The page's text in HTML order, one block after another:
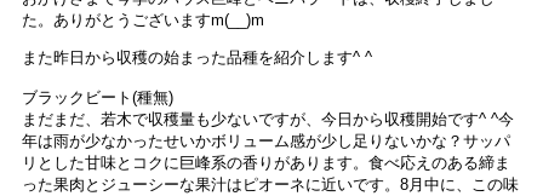
た。ありがとうございますm(__)m
また昨日から収穫の始まった品種を紹介します^ ^
ブラックビート(種無)
まだまだ、若木で収穫量も少ないですが、今日から収穫開始です^ ^今
年は雨が少なかったせいかボリューム感が少し足りないかな？サッパ
リとした甘味とコクに巨峰系の香りがあります。食べ応えのある締ま
った果肉とジューシーな果汁はピオーネに近いです。8月中に、この味